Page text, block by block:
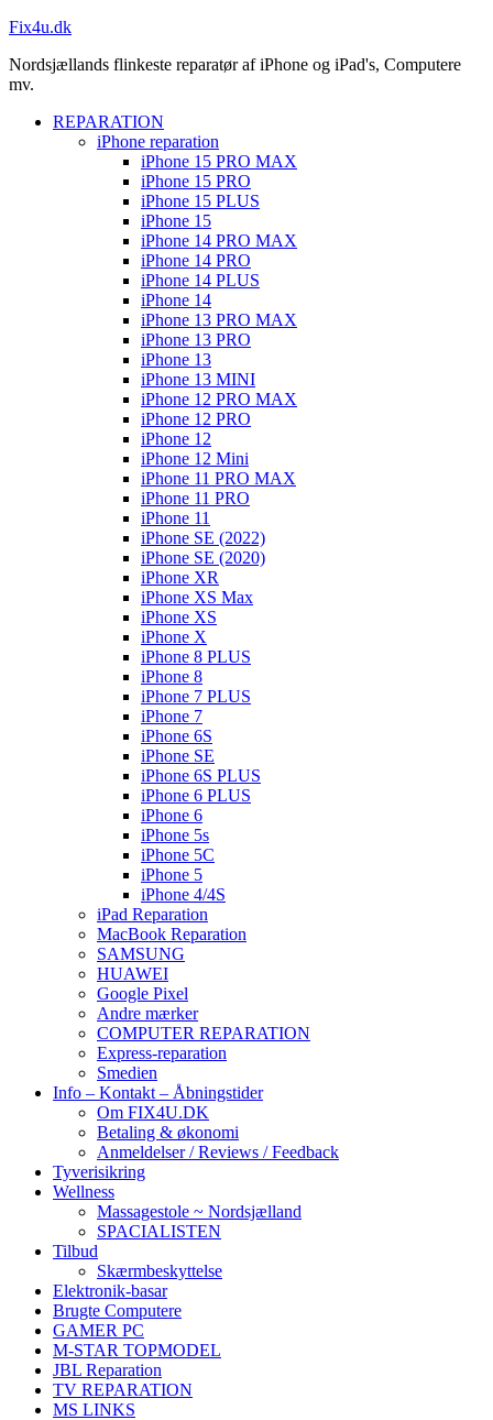
Fix4u.dk
Nordsjællands flinkeste reparatør af iPhone og iPad's, Computere
mv.
REPARATION
iPhone reparation
iPhone 15 PRO MAX
iPhone 15 PRO
iPhone 15 PLUS
iPhone 15
iPhone 14 PRO MAX
iPhone 14 PRO
iPhone 14 PLUS
iPhone 14
iPhone 13 PRO MAX
iPhone 13 PRO
iPhone 13
iPhone 13 MINI
iPhone 12 PRO MAX
iPhone 12 PRO
iPhone 12
iPhone 12 Mini
iPhone 11 PRO MAX
iPhone 11 PRO
iPhone 11
iPhone SE (2022)
iPhone SE (2020)
iPhone XR
iPhone XS Max
iPhone XS
iPhone X
iPhone 8 PLUS
iPhone 8
iPhone 7 PLUS
iPhone 7
iPhone 6S
iPhone SE
iPhone 6S PLUS
iPhone 6 PLUS
iPhone 6
iPhone 5s
iPhone 5C
iPhone 5
iPhone 4/4S
iPad Reparation
MacBook Reparation
SAMSUNG
HUAWEI
Google Pixel
Andre mærker
COMPUTER REPARATION
Express-reparation
Smedien
Info – Kontakt – Åbningstider
Om FIX4U.DK
Betaling & økonomi
Anmeldelser / Reviews / Feedback
Tyverisikring
Wellness
Massagestole ~ Nordsjælland
SPACIALISTEN
Tilbud
Skærmbeskyttelse
Elektronik-basar
Brugte Computere
GAMER PC
M-STAR TOPMODEL
JBL Reparation
TV REPARATION
MS LINKS